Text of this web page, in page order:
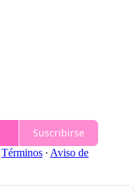
Suscribirse
Términos ∙ Aviso de